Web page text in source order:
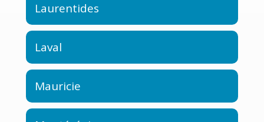
Laurentides
Laval
Mauricie